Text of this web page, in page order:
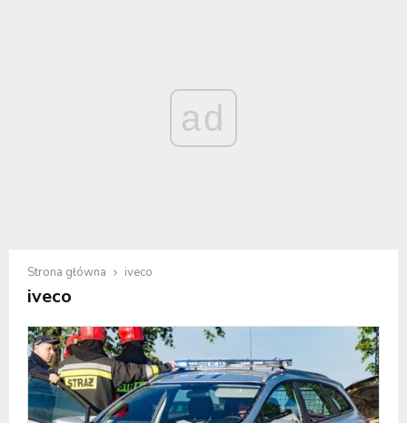
ad
Strona główna iveco
iveco